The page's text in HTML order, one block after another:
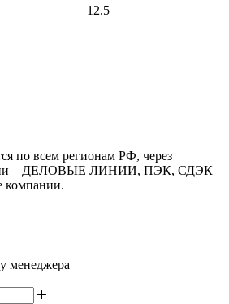
12.5
по всем регионам РФ, через
– ДЕЛОВЫЕ ЛИНИИ, ПЭК, СДЭК
компании.
менеджера